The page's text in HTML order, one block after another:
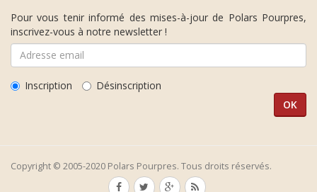
Pour vous tenir informé des mises-à-jour de Polars Pourpres,
inscrivez-vous à notre newsletter !
Inscription Désinscription
Copyright © 2005-2020 Polars Pourpres. Tous droits réservés.